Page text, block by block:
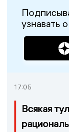
узнавать
17:05
Всякая